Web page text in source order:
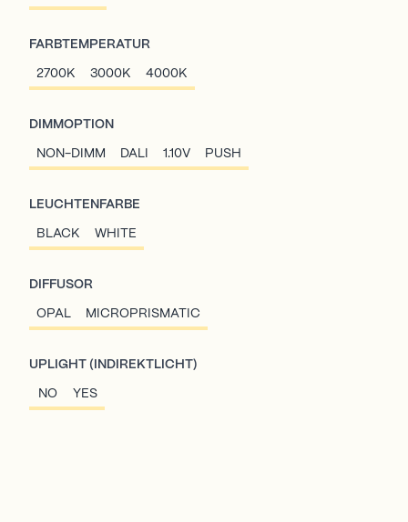
FARBTEMPERATUR
2700K 3000K 4000K
DIMMOPTION
NON-DIMM DALI 1.10V PUSH
LEUCHTENFARBE
BLACK WHITE
DIFFUSOR
OPAL MICROPRISMATIC
UPLIGHT (INDIREKTLICHT)
NO YES